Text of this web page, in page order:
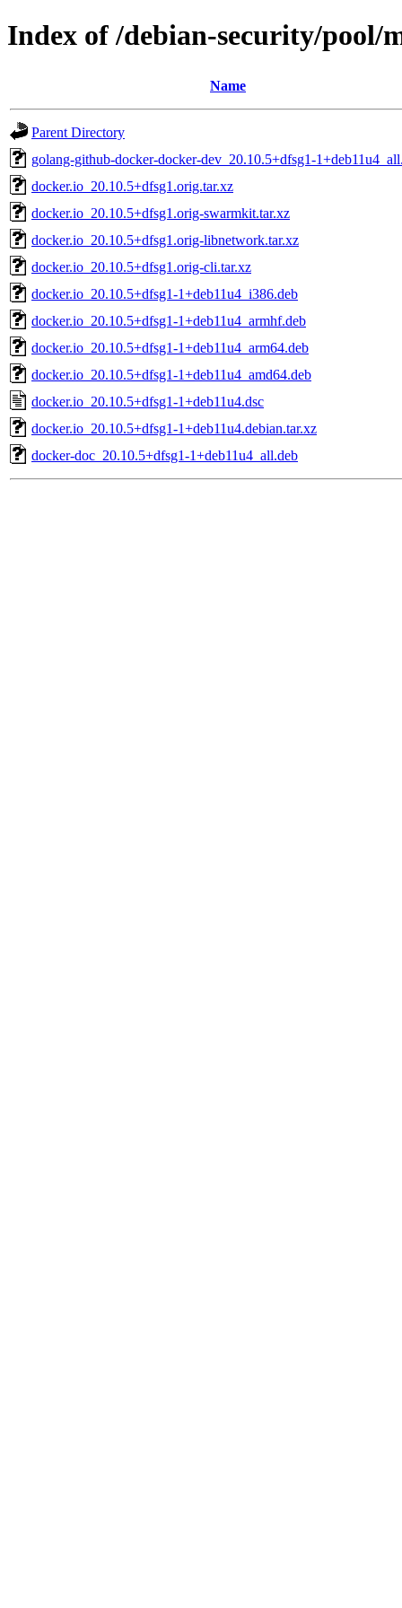
Index of /debian-security/pool/
Name
Parent Directory
golang-github-docker-docker-dev_20.10.5+dfsg1-
docker.io_20.10.5+dfsg1.orig.tar.xz
docker.io_20.10.5+dfsg1.orig-swarmkit.tar.xz
docker.io_20.10.5+dfsg1.orig-libnetwork.tar.xz
docker.io_20.10.5+dfsg1.orig-cli.tar.xz
docker.io_20.10.5+dfsg1-1+deb11u4_i386.deb
docker.io_20.10.5+dfsg1-1+deb11u4_armhf.deb
docker.io_20.10.5+dfsg1-1+deb11u4_arm64.deb
docker.io_20.10.5+dfsg1-1+deb11u4_amd64.deb
docker.io_20.10.5+dfsg1-1+deb11u4.dsc
docker.io_20.10.5+dfsg1-1+deb11u4.debian.tar.xz
docker-doc_20.10.5+dfsg1-1+deb11u4_all.deb